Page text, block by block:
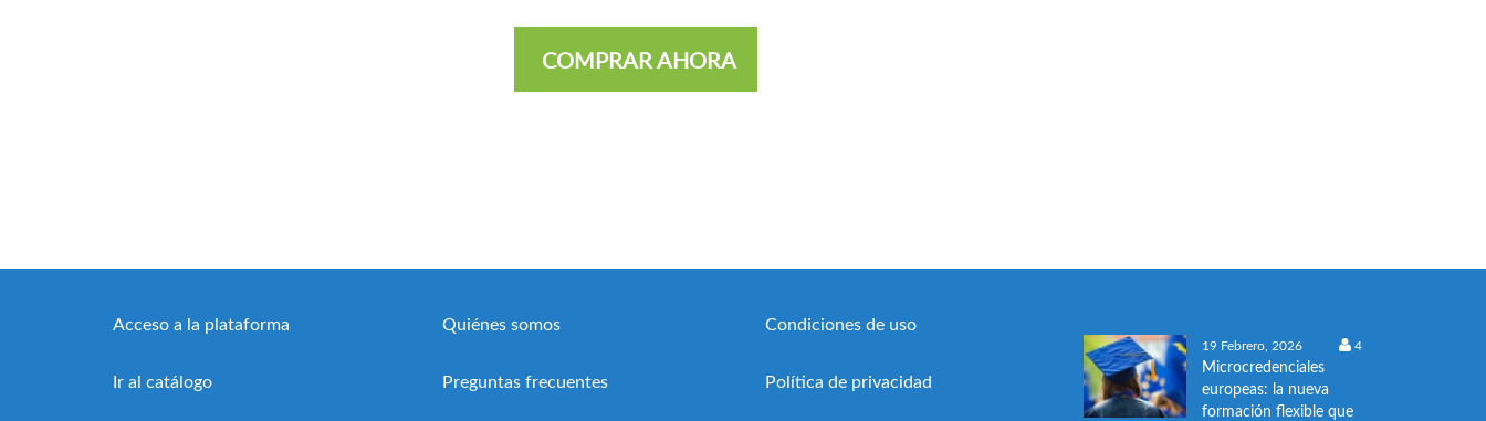
COMPRAR AHORA
Acceso a la plataforma
Ir al catálogo
Quiénes somos
Preguntas frecuentes
Condiciones de uso
Política de privacidad
19 Febrero, 2026 4
Microcredenciales
europeas: la nueva
formación flexible que